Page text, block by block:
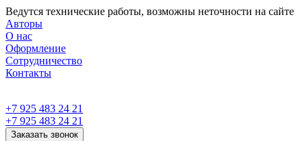
Ведутся технические работы, возможны неточности на сайте
Авторы
О нас
Оформление
Сотрудничество
Контакты
+7 925 483 24 21
+7 925 483 24 21
Заказать звонок